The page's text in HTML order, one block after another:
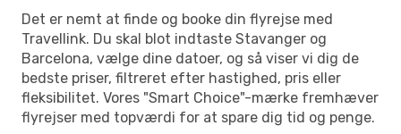
Det er nemt at finde og booke din flyrejse med
Travellink. Du skal blot indtaste Stavanger og
Barcelona, vælge dine datoer, og så viser vi dig de
bedste priser, filtreret efter hastighed, pris eller
fleksibilitet. Vores "Smart Choice"-mærke fremhæver
flyrejser med topværdi for at spare dig tid og penge.